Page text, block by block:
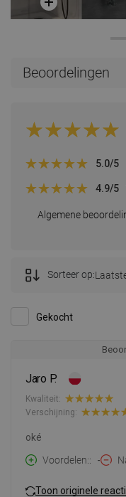
Beoordelingen
Algemene
5.0/5
4.9/5
Gekocht
Sorteer op:
Jaro P.
Kwaliteit:
Verschijning:
oké
Voordelen:
-
Toon originele